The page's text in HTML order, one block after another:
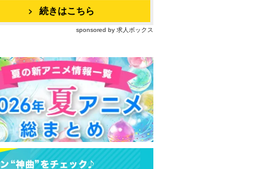
続きはこちら
sponsored by 求人ボックス